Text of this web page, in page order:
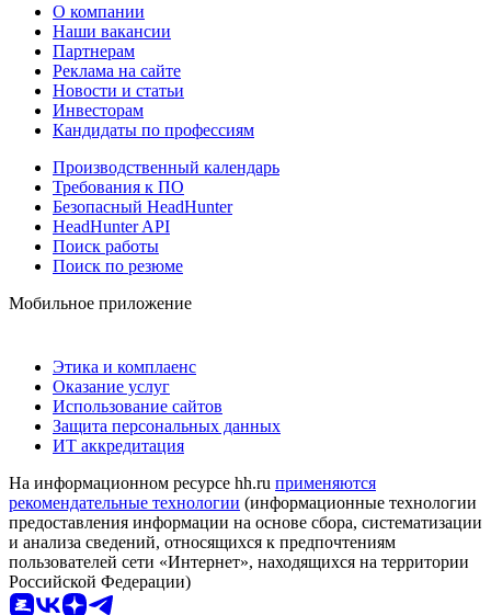
О компании
Наши вакансии
Партнерам
Реклама на сайте
Новости и статьи
Инвесторам
Кандидаты по профессиям
Производственный календарь
Требования к ПО
Безопасный HeadHunter
HeadHunter API
Поиск работы
Поиск по резюме
Мобильное приложение
Этика и комплаенс
Оказание услуг
Использование сайтов
Защита персональных данных
ИТ аккредитация
На информационном ресурсе hh.ru применяются
рекомендательные технологии (информационные технологии
предоставления информации на основе сбора, систематизации
и анализа сведений, относящихся к предпочтениям
пользователей сети «Интернет», находящихся на территории
Российской Федерации)